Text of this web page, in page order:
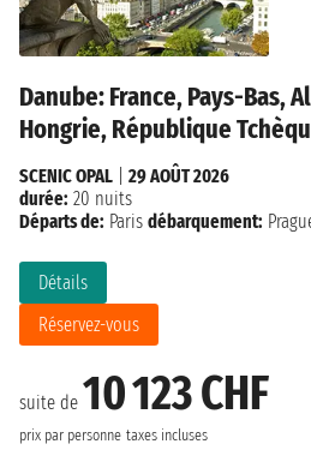
Danube: France, Pays-Bas,
Hongrie, République
suite de 10 123 CHF
prix par personne taxes incluses
Détails
Réservez-vous
SCENIC OPAL
29 AOÛT 2026
durée: 20 nuits
Départs de: Paris débarquement: